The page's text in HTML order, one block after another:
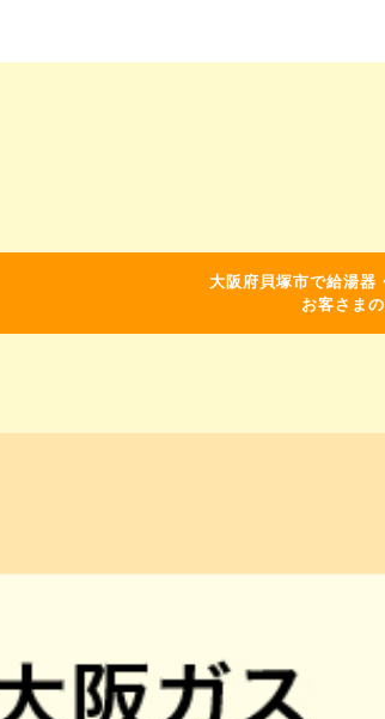
大阪府貝塚市で給湯器
お客さま